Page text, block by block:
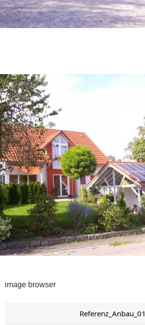
image browser
Referenz_Anbau_01